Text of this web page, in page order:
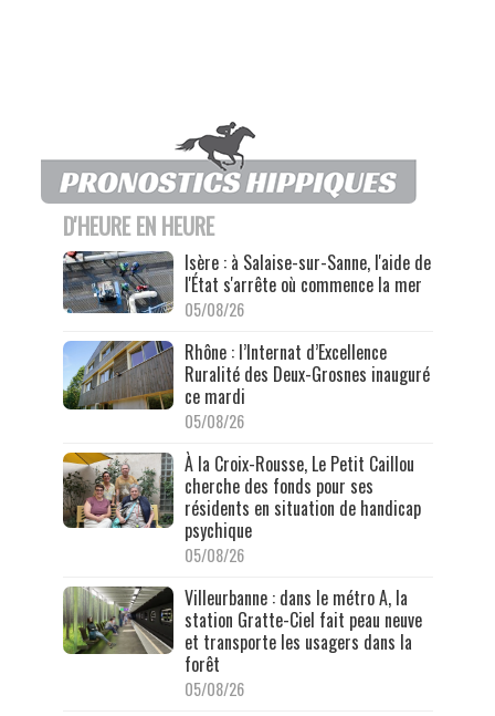
D'HEURE EN HEURE
Isère : à Salaise-sur-Sanne, l'aide de
l'État s'arrête où commence la mer
05/08/26
Rhône : l’Internat d’Excellence
Ruralité des Deux-Grosnes inauguré
ce mardi
05/08/26
À la Croix-Rousse, Le Petit Caillou
cherche des fonds pour ses
résidents en situation de handicap
psychique
05/08/26
Villeurbanne : dans le métro A, la
station Gratte-Ciel fait peau neuve
et transporte les usagers dans la
forêt
05/08/26